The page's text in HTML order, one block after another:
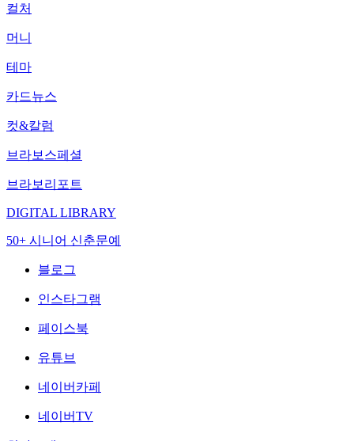
컬처
머니
테마
카드뉴스
컷&칼럼
브라보스페셜
브라보리포트
DIGITAL LIBRARY
50+ 시니어 신춘문예
블로그
인스타그램
페이스북
유튜브
네이버카페
네이버TV